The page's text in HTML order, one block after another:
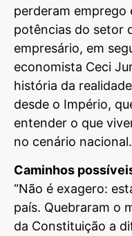
perderam emprego
potências do setor
empresário, em
economista Ceci
história da
desde o Império,
entender o que
no cenário nacional.
Caminhos
“Não é exagero:
país. Quebraram o
da Constituição a